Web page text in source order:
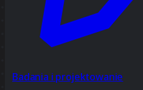
Badania i projektowanie